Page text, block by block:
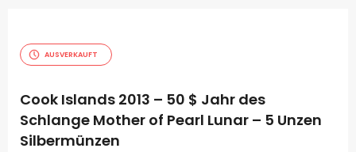
AUSVERKAUFT
Cook Islands 2013 – 50 $ Jahr des
Schlange Mother of Pearl Lunar – 5 Unzen
Silbermünzen